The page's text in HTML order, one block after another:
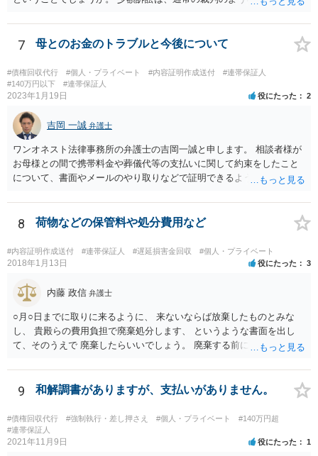
思います（多分）。 実際の流れとしては、少額訴訟では嫌だ、と被告
が考えた場合、 通常の訴訟でやってほしい、と裁判所に対して書類を
7 母とのお金のトラブルと今後について
#債権回収代行 #個人・プライベート #内容証明作成送付
#連帯保証人
#140万円以下
#連帯保証人
2023年1月19日 役にたった 2
吉岡 一誠 弁護士
ワンオネスト法律事務所の弁護士の吉岡一誠と申します。 相談者様が
お母様との間で携帯料金や葬儀代等の支払いに関して約束をしたこと
について、書面やメールのやり取りなどで証明できるようであれば、
の資力が乏しいとなると、判決が下りても実際に回収することができ
ない可能性があるため、不定期でも少しずつでも返済があるようであ
れば、コストをかけて裁判を起こすよりも、このまま分割払いを続け
てもらう方が良いかもしれません。 なお、保証人欄の無断署名の件
は、お母様に注意するしかないですが、お母様が勝手に署名した場合
求が来た場合は支払いを拒否できます。
8 荷物などの保管料や処分費用など
#内容証明作成送付 #連帯保証人 #遅延損害金回収 #個人・プライベート
2018年1月13日 役にたった 3
内藤 政信 弁護士
○月○日までに取りに来るように、 来ないならば放棄したものとみな
し、 貴殿らの費用負担で廃棄処分します、 というような書面を出し
て、そのうえで 廃棄したらいいでしょう。 廃棄する前に、写真をとっ
9 和解調書がありますが、支払いがありません。
#債権回収代行 #強制執行・差し押さえ #個人・プライベート
#140万円超
#連帯保証人
2021年11月9日 役にたった 1